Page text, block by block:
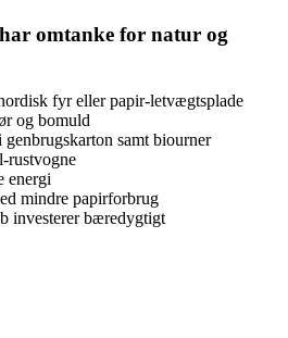
omtanke for natur og
fyr eller papir-letvægtsplade
og bomuld
samt biourner
rustvogne
energi
mindre papirforbrug
investerer bæredygtigt